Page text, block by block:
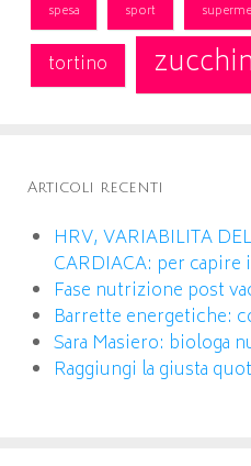
spesa sport
tortino
Articoli recenti
HRV, VARIABILITA
CARDIACA: per
Fase nutrizione post
Barrette energetiche:
Sara Masiero: biologa
Raggiungi la giusta